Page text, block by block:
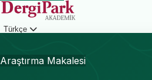
Türkçe
Araştırma Makalesi